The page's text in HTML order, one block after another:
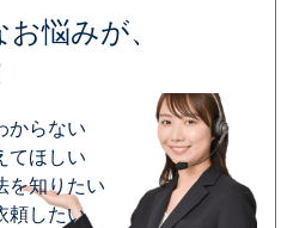
悩みが、
からない
てほしい
を知りたい
頼したい